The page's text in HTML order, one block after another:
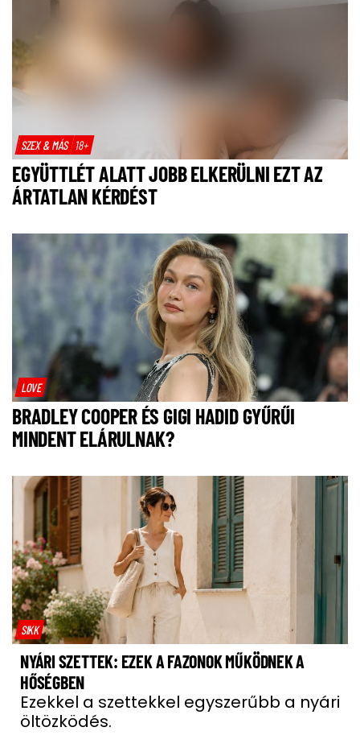
SZEX & MÁS 18+
EGYÜTTLÉT ALATT JOBB ELKERÜLNI EZT AZ
ÁRTATLAN KÉRDÉST
LOVE
BRADLEY COOPER ÉS GIGI HADID GYŰRŰI
MINDENT ELÁRULNAK?
SIKK
NYÁRI SZETTEK: EZEK A FAZONOK MŰKÖDNEK A
HŐSÉGBEN
Ezekkel a szettekkel egyszerűbb a nyári
öltözködés.